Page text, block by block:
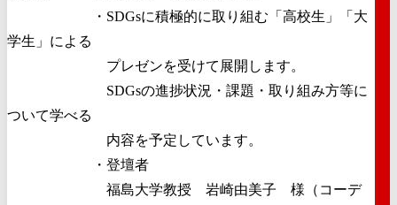
・SDGsに積極的に取り組む「高校生」「大
学生」による
プレゼンを受けて展開します。
SDGsの進捗状況・課題・取り組み方等に
ついて学べる
内容を予定しています。
・登壇者
福島大学教授 岩崎由美子 様（コーデ